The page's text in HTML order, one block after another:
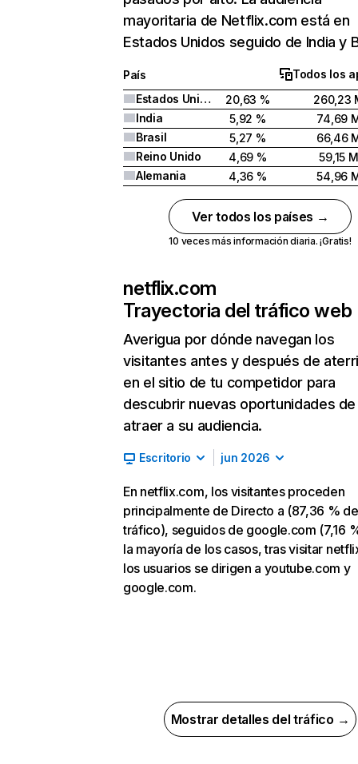
mayoritaria de Netflix.com está en
Estados Unidos seguido de India y
País
Todos los
Estados Unidos
20,63 %
260,23
India
5,92 %
74,69
Brasil
5,27 %
66,46
Reino Unido
4,69 %
59,15 M
Alemania
4,36 % 54,96
Ver todos los países →
10 veces más información diaria. ¡Gratis!
netflix.com
Trayectoria del tráfico web
Averigua por dónde navegan los
visitantes antes y después de
en el sitio de tu competidor para
descubrir nuevas oportunidades de
atraer a su audiencia.
Escritorio jun 2026
En netflix.com, los visitantes proceden
principalmente de Directo a (87,36 % de
tráfico), seguidos de google.com (7,16
la mayoría de los casos, tras visitar
los usuarios se dirigen a youtube.com y
google.com.
Mostrar detalles del tráfico →